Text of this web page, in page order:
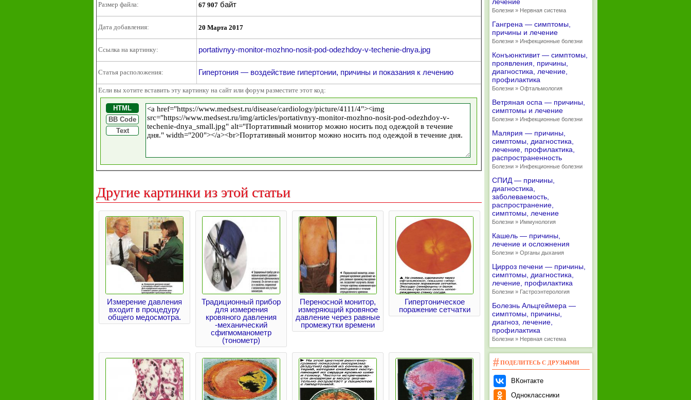
Размер файла: 67 907 байт
Дата добавления: 20 Марта 2017
Ссылка на картинку: portativnyy-monitor-mozhno-nosit-pod-odezhdoy-v-techenie-dnya.jpg
Статья расположения: Гипертония — воздействие гипертонии, причины и показания к лечению
Если вы хотите вставить эту картинку на сайт или форум разместите этот код:
HTML
BB Code
Text
Другие картинки из этой статьи
Измерение давления
входит в процедуру
общего медосмотра.
Традиционный прибор
для измерения
кровяного давления
-механический
сфигмоманометр
(тонометр)
Переносной монитор,
измеряющий кровяное
давление через равные
промежутки времени
Гипертоническое
поражение сетчатки
Болезни » Нервная система
Гангрена — симптомы,
причины и лечение
Болезни » Инфекционные болезни
Конъюнктивит — симптомы,
проявления, причины,
диагностика, лечение,
профилактика
Болезни » Офтальмология
Ветряная оспа — причины,
симптомы и лечение
Болезни » Инфекционные болезни
Малярия — причины,
симптомы, диагностика,
лечение, профилактика,
распространенность
Болезни » Инфекционные болезни
СПИД — причины,
диагностика,
заболеваемость,
распространение,
симптомы, лечение
Болезни » Иммунология
Кашель — причины,
лечение и осложнения
Болезни » Органы дыхания
Цирроз печени — причины,
симптомы, диагностика,
лечение, профилактика
Болезни » Гастроэнтерология
Болезнь Альцгеймера —
симптомы, причины,
диагноз, лечение,
профилактика
Болезни » Нервная система
ПОДЕЛИТЕСЬ С ДРУЗЬЯМИ
ВКонтакте
Одноклассники